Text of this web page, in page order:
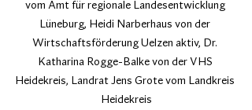
vom Amt für regionale Landesentwicklung
Lüneburg, Heidi Narberhaus von der
Wirtschaftsförderung Uelzen aktiv, Dr.
Katharina Rogge-Balke von der VHS
Heidekreis, Landrat Jens Grote vom Landkreis
Heidekreis